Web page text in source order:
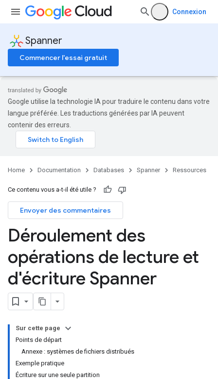
Connexion
Spanner
Commencer l'essai gratuit
Google utilise la technologie IA pour traduire le contenu dans votre
langue préférée. Les traductions générées par IA peuvent
contenir des erreurs.
Home Documentation Databases Spanner Ressources
Ce contenu vous a-t-il été utile ?
Envoyer des commentaires
Déroulement des
opérations de lecture et
d'écriture Spanner
Sur cette page
Points de départ
Annexe : systèmes de fichiers distribués
Exemple pratique
Écriture sur une seule partition